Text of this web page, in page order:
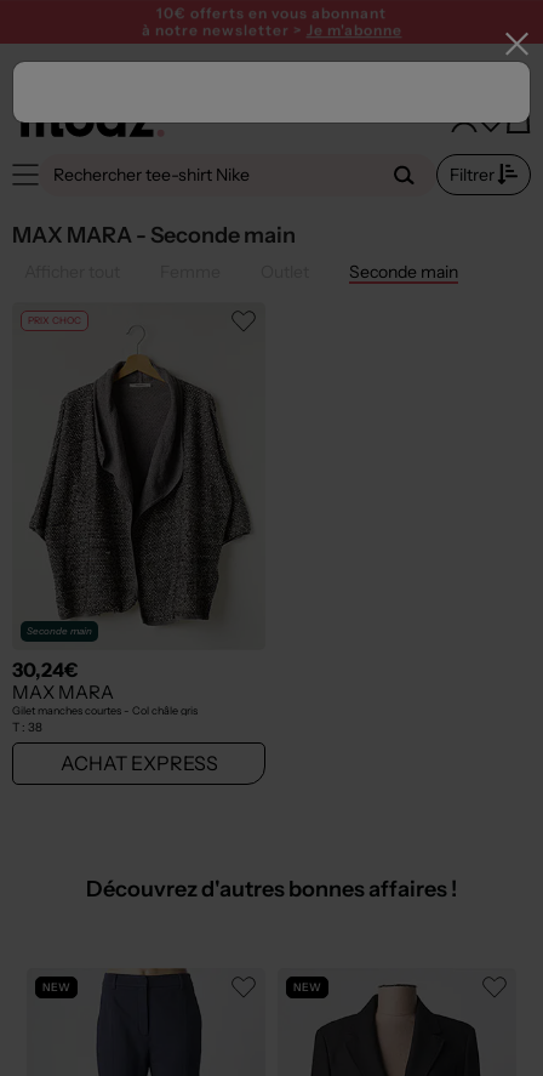
SUMMER PARTY ! Profitez de 15€ offerts dès 120€ avec le code
SUMMER26
Filtrer
MAX MARA - Seconde main
Seconde main
PRIX CHOC
Seconde main
30,24€
MAX MARA
Gilet manches courtes - Col châle gris
T : 38
ACHAT EXPRESS
Découvrez d'autres bonnes affaires !
NEW NEW